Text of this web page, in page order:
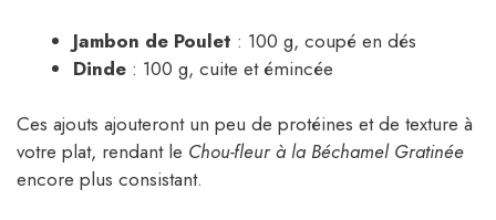
Jambon de Poulet : 100 g, coupé en dés
Dinde : 100 g, cuite et émincée
Ces ajouts ajouteront un peu de protéines et de texture à
votre plat, rendant le Chou-fleur à la Béchamel Gratinée
encore plus consistant.